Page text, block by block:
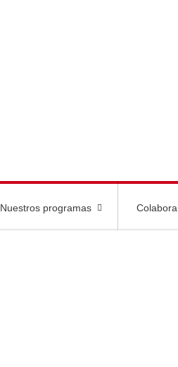
Nuestros programas Colabora